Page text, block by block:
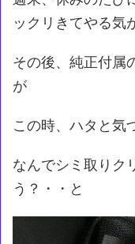
ックリきてやる気
その後、純正付属
が
この時、ハタと気
なんでシミ取りク
う？・・と